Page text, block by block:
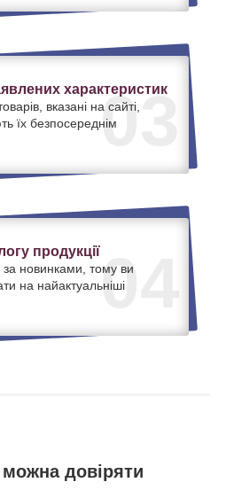
03
характеристик
вказані на сайті,
їх безпосереднім
04
продукції
новинками, тому ви
на найактуальніші
довіряти